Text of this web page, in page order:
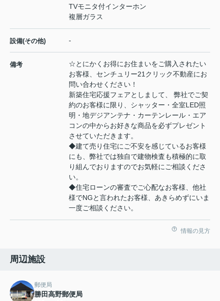
TVモニタ付インターホン
複層ガラス
設備(その他) -
備考
☆とにかくお得にお住まいをご購入されたい
お客様、センチュリー21クリック不動産にお
問い合わせください！
新築住宅応援フェアとしまして、 弊社でご契
約のお客様に限り、シャッター・全室LED照
明・地デジアンテナ・カーテンレール・エア
コンの中からお好きな商品を必ずプレゼント
させていただきます。
◆建て売り住宅にご不安を感じているお客様
にも、弊社では独自で建物検査も積極的に取
り組んでおりますのでお気軽にご相談くださ
い。
◆住宅ローンの審査でご心配なお客様、他社
様でNGと言われたお客様、あきらめずにいま
一度ご相談ください。
情報の見方
周辺施設
郵便局
勝田高野郵便局